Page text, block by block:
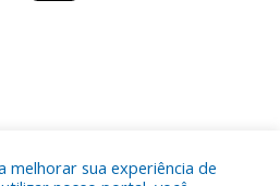
melhorar sua experiência de